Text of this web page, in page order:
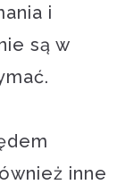
i
są w
inne